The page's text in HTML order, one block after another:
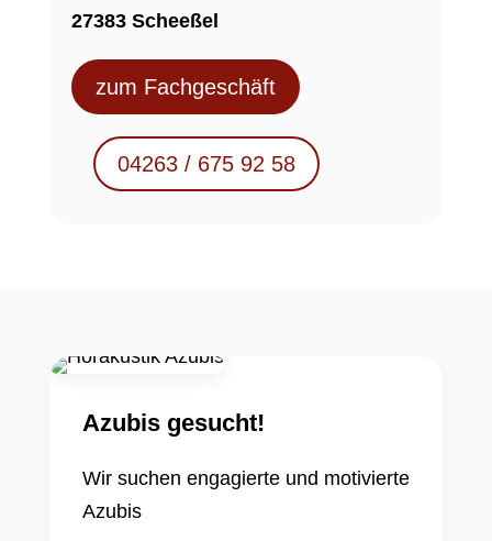
27383 Scheeßel
zum Fachgeschäft
04263 / 675 92 58
Azubis gesucht!
Wir suchen engagierte und motivierte
Azubis